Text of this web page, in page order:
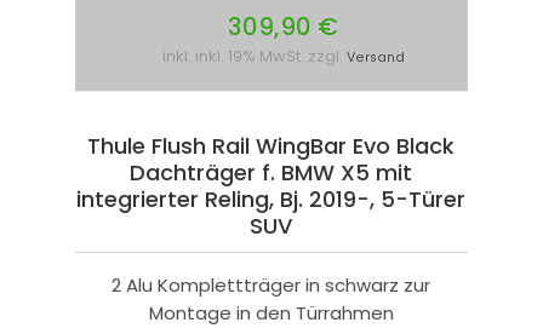
309,90 €
inkl. inkl. 19% MwSt. zzgl. Versand
Thule Flush Rail WingBar Evo Black
Dachträger f. BMW X5 mit
integrierter Reling, Bj. 2019-, 5-Türer
SUV
2 Alu Komplettträger in schwarz zur
Montage in den Türrahmen